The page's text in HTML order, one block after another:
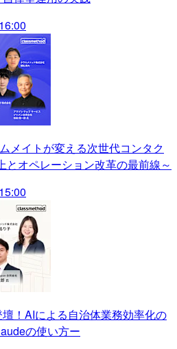
メイトが変える次世代コンタク
とオペレーション改革の最前線～
壇！AIによる自治体業務効率化の
の使い方ー